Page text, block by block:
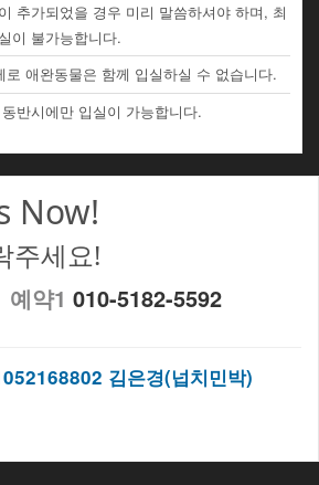
추가되었을 경우 미리 말씀하셔야 하며, 최
이 불가능합니다.
로 애완동물은 함께 입실하실 수 없습니다.
반시에만 입실이 가능합니다.
Now!
주세요!
예약1 010-5182-5592
김은경(넙치민박)